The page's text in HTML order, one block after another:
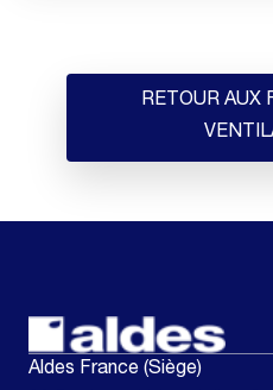
RETOUR AUX
Aldes France (Siège)